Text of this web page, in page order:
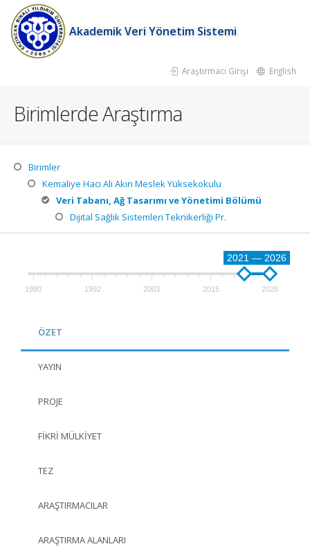
Akademik Veri Yönetim Sistemi
Araştırmacı Girişi English
Birimlerde Araştırma
Birimler
Kemaliye Hacı Ali Akın Meslek Yüksekokulu
Veri Tabanı, Ağ Tasarımı ve Yönetimi Bölümü
Dijital Sağlık Sistemleri Teknikerliği Pr.
2021 — 2026
1980 1992 2003 2015 2026
ÖZET
YAYIN
PROJE
FIKRI MÜLKIYET
TEZ
ARAŞTIRMACILAR
ARAŞTIRMA ALANLARI